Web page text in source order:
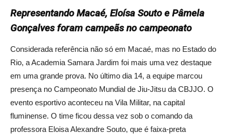
Representando Macaé, Eloísa Souto e Pâmela
Gonçalves foram campeãs no campeonato
Considerada referência não só em Macaé, mas no Estado do
Rio, a Academia Samara Jardim foi mais uma vez destaque
em uma grande prova. No último dia 14, a equipe marcou
presença no Campeonato Mundial de Jiu-Jitsu da CBJJO. O
evento esportivo aconteceu na Vila Militar, na capital
fluminense. O time ficou dessa vez sob o comando da
professora Eloisa Alexandre Souto, que é faixa-preta